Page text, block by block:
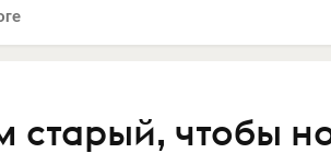
старый, чтобы